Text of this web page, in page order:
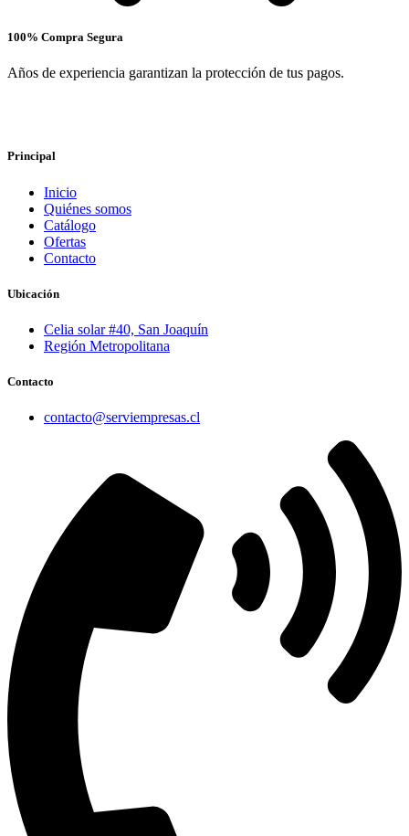
100% Compra Segura
Años de experiencia garantizan la protección de tus pagos.
Principal
Inicio
Quiénes somos
Catálogo
Ofertas
Contacto
Ubicación
Celia solar #40, San Joaquín
Región Metropolitana
Contacto
contacto@serviempresas.cl